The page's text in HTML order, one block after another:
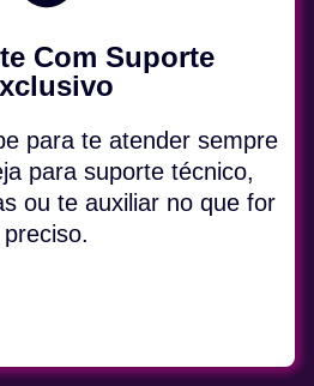
Com Suporte
para te atender sempre
para suporte técnico,
ou te auxiliar no que for
preciso.